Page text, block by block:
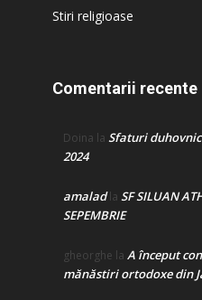
Stiri religioase
Comentarii recente
Doina la Sfaturi
2024
amaladla SF SILUAN
SEPEMBRIE
gheorghe la A început
mănăstiri ortodoxe din